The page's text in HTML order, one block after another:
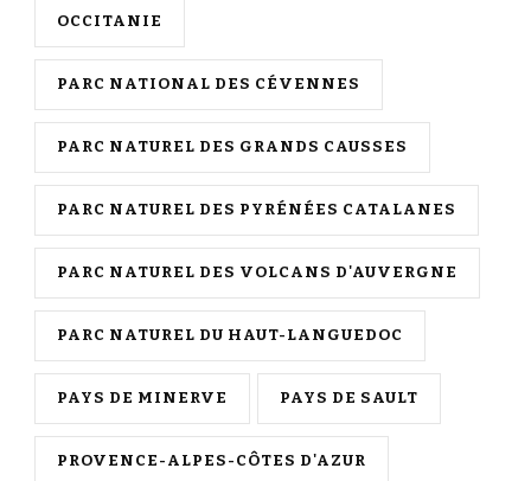
OCCITANIE
PARC NATIONAL DES CÉVENNES
PARC NATUREL DES GRANDS CAUSSES
PARC NATUREL DES PYRÉNÉES CATALANES
PARC NATUREL DES VOLCANS D'AUVERGNE
PARC NATUREL DU HAUT-LANGUEDOC
PAYS DE MINERVE PAYS DE SAULT
PROVENCE-ALPES-CÔTES D'AZUR